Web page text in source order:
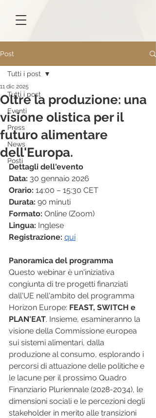
Post
Tutti i post
Eventi
Press
News
Posti
Tutti i post
Oltre la produzione: una
visione olistica per il
futuro alimentare
dell'Europa.
11 dic 2025
Dettagli dell'evento
Data: 30 gennaio 2026
Orario: 14:00 – 15:30 CET
Durata: 90 minuti
Formato: Online (Zoom)
Lingua: Inglese
Registrazione: qui
Panoramica del programma
Questo webinar è un'iniziativa
congiunta di tre progetti finanziati
dall'UE nell'ambito del programma
Horizon Europe: FEAST, SWITCH e
PLAN'EAT. Insieme, esamineranno la
visione della Commissione europea
sui sistemi alimentari, dalla
produzione al consumo, esplorando i
percorsi di attuazione delle politiche e
le lacune per il prossimo Quadro
Finanziario Pluriennale (2028-2034), le
dimensioni sociali e le percezioni degli
stakeholder in merito alle transizioni